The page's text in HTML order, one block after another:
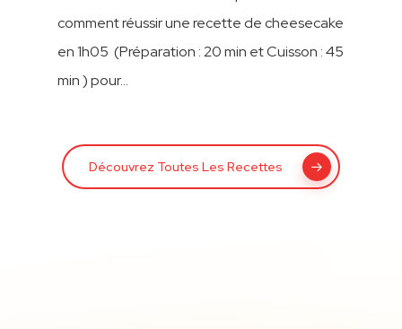
comment réussir une recette de cheesecake
en 1h05 (Préparation : 20 min et Cuisson : 45
min ) pour…
Découvrez Toutes Les Recettes
Cacao « Chocos »